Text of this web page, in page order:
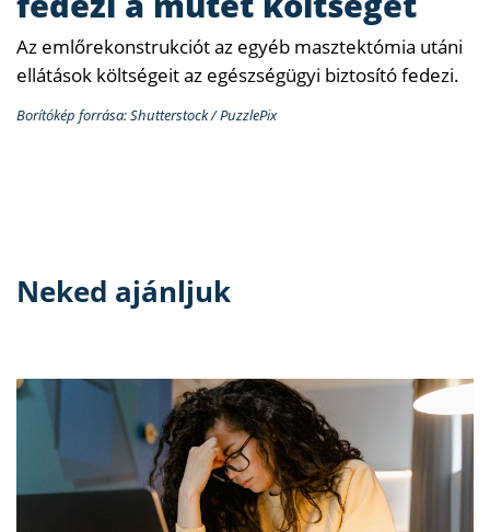
Az emlőrekonstrukciót az egyéb masztektómia utáni
ellátások költségeit az egészségügyi biztosító fedezi.
Borítókép forrása: Shutterstock / PuzzlePix
Neked ajánljuk